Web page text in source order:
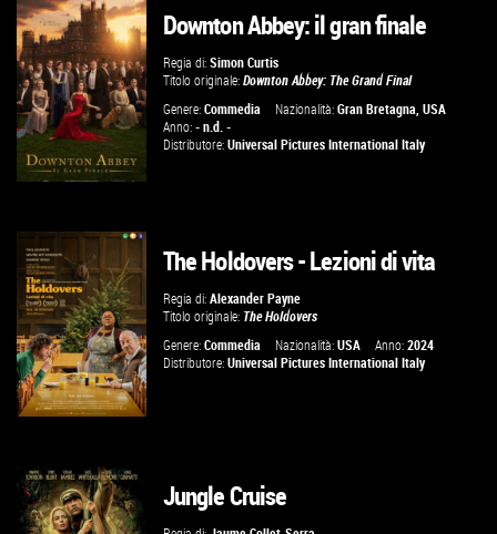
GUARDA IL TRAILER
VAI ALLA SCHEDA
Downton Abbey: il gran finale
Regia di:Simon Curtis
Titolo originale:Downton Abbey: The Grand Final
Genere:Commedia Nazionalità:Gran Bretagna,USA
Anno:- n.d. -
Distributore:Universal Pictures International Italy
GUARDA IL TRAILER
The Holdovers - Lezioni di vita
Regia di:Alexander Payne
Titolo originale: The Holdovers
Genere:Commedia Nazionalità:USA Anno:2024
Distributore:Universal Pictures International Italy
Jungle Cruise